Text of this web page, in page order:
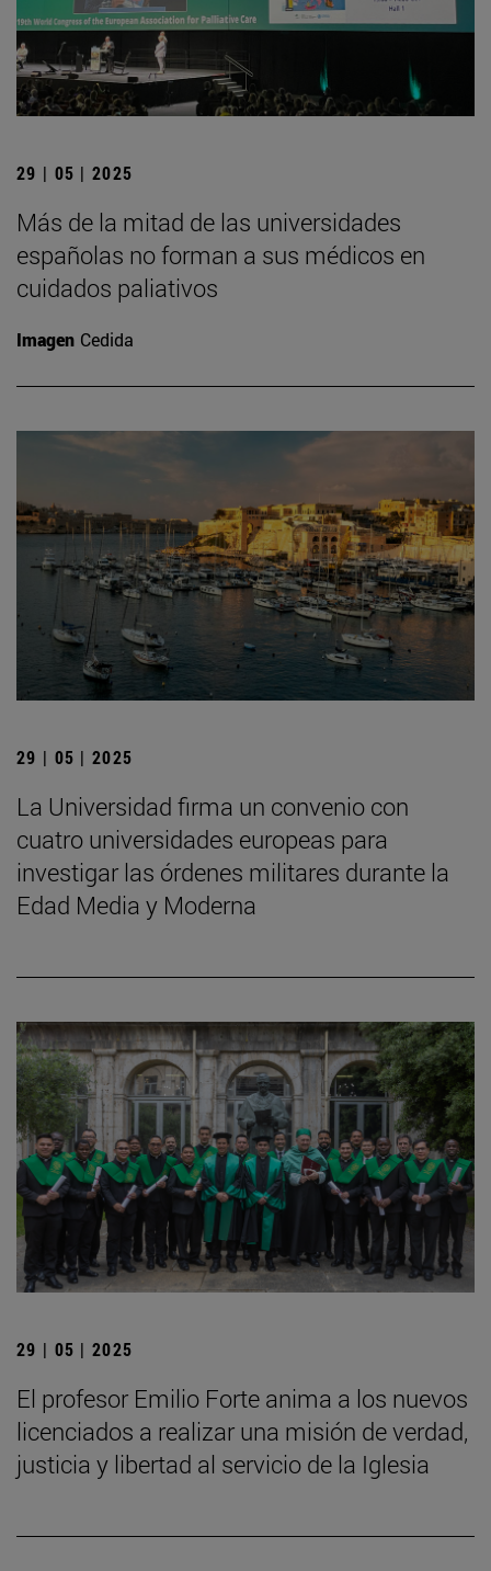
29 | 05 | 2025
Más de la mitad de las universidades
españolas no forman a sus médicos en
cuidados paliativos
Imagen Cedida
29 | 05 | 2025
La Universidad firma un convenio con
cuatro universidades europeas para
investigar las órdenes militares durante la
Edad Media y Moderna
29 | 05 | 2025
El profesor Emilio Forte anima a los nuevos
licenciados a realizar una misión de verdad,
justicia y libertad al servicio de la Iglesia